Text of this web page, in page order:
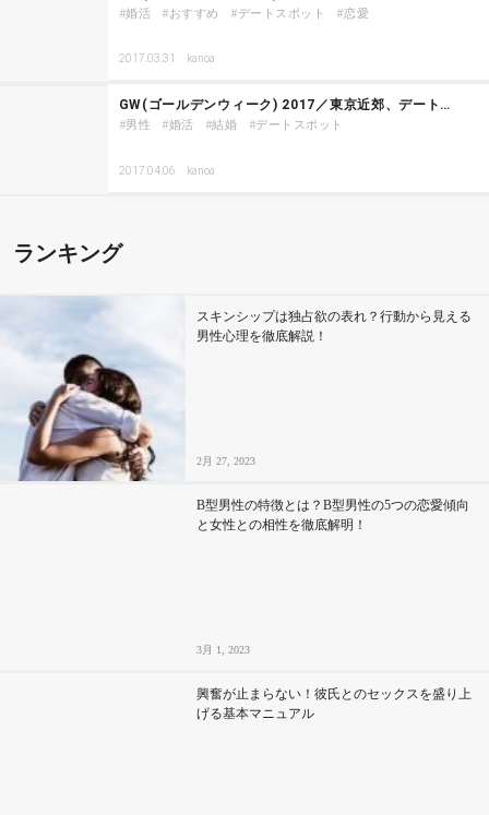
婚活 おすすめ デートスポット 恋愛
2017.03.31 kanoa
GW(ゴールデンウィーク) 2017／東京近郊、デート…
男性 婚活 結婚 デートスポット
2017.04.06 kanoa
ランキング
スキンシップは独占欲の表れ？行動から見える
男性心理を徹底解説！
2月 27, 2023
B型男性の特徴とは？B型男性の5つの恋愛傾向
と女性との相性を徹底解明！
3月 1, 2023
興奮が止まらない！彼氏とのセックスを盛り上
げる基本マニュアル